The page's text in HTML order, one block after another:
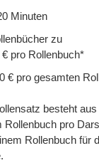
Minuten
zu
€ pro Rollenbuch*
€ pro gesamten
besteht aus
Rollenbuch pro
Rollenbuch für